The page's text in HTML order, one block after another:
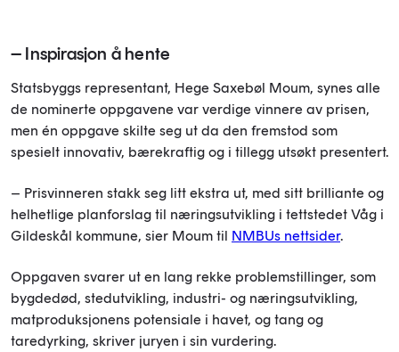
– Inspirasjon å hente
Statsbyggs representant, Hege Saxebøl Moum, synes alle
de nominerte oppgavene var verdige vinnere av prisen,
men én oppgave skilte seg ut da den fremstod som
spesielt innovativ, bærekraftig og i tillegg utsøkt presentert.
– Prisvinneren stakk seg litt ekstra ut, med sitt brilliante og
helhetlige planforslag til næringsutvikling i tettstedet Våg i
Gildeskål kommune, sier Moum til NMBUs nettsider.
Oppgaven svarer ut en lang rekke problemstillinger, som
bygdedød, stedutvikling, industri- og næringsutvikling,
matproduksjonens potensiale i havet, og tang og
taredyrking, skriver juryen i sin vurdering.